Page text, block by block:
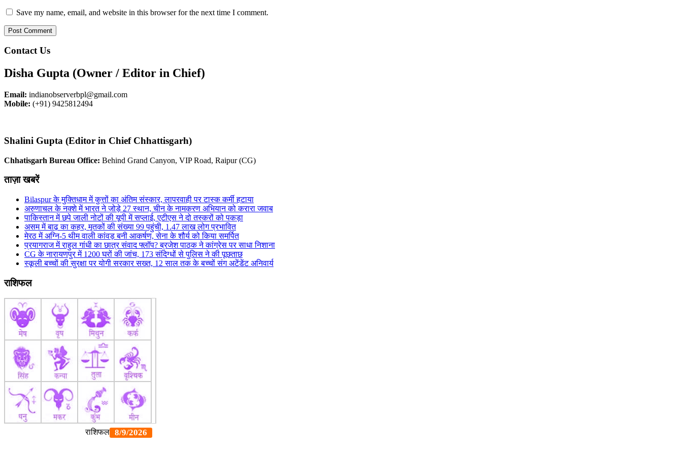
Save my name, email, and website in this browser for the next time I comment.
Contact Us
Disha Gupta (Owner / Editor in Chief)
Email: indianobserverbpl@gmail.com
Mobile: (+91) 9425812494
Shalini Gupta (Editor in Chief Chhattisgarh)
Chhatisgarh Bureau Office: Behind Grand Canyon, VIP Road, Raipur (CG)
ताज़ा खबरें
Bilaspur के मुक्तिधाम में कुत्तों का अंतिम संस्कार, लापरवाही पर टास्क कर्मी हटाया
अरुणाचल के नक्शे में भारत ने जोड़े 27 स्थान, चीन के नामकरण अभियान को करारा जवाब
पाकिस्तान में छपे जाली नोटों की यूपी में सप्लाई, एटीएस ने दो तस्करों को पकड़ा
असम में बाढ़ का कहर, मृतकों की संख्या 99 पहुंची, 1.47 लाख लोग प्रभावित
मेरठ में अग्नि-5 थीम वाली कांवड़ बनी आकर्षण, सेना के शौर्य को किया समर्पित
प्रयागराज में राहुल गांधी का छात्र संवाद फ्लॉप? ब्रजेश पाठक ने कांग्रेस पर साधा निशाना
CG के नारायणपुर में 1200 घरों की जांच, 173 संदिग्धों से पुलिस ने की पूछताछ
स्कूली बच्चों की सुरक्षा पर योगी सरकार सख्त, 12 साल तक के बच्चों संग अटेंडेंट अनिवार्य
राशिफल